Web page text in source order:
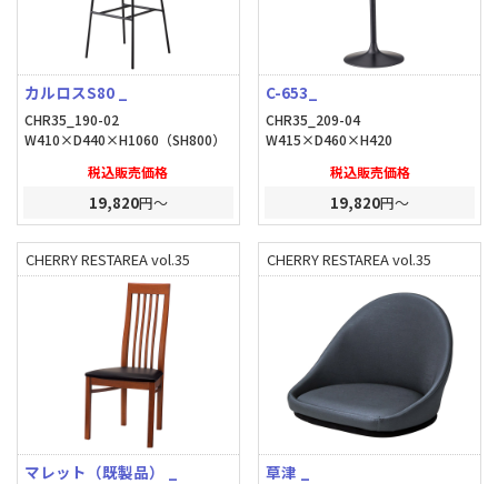
カルロスS80 _
CHR35_190-02
W410×D440×H1060（SH800）
税込販売価格
19,820円～
C-653_
CHR35_209-04
W415×D460×H420
税込販売価格
19,820円～
CHERRY RESTAREA vol.35
マレット（既製品） _
CHERRY RESTAREA vol.35
草津 _